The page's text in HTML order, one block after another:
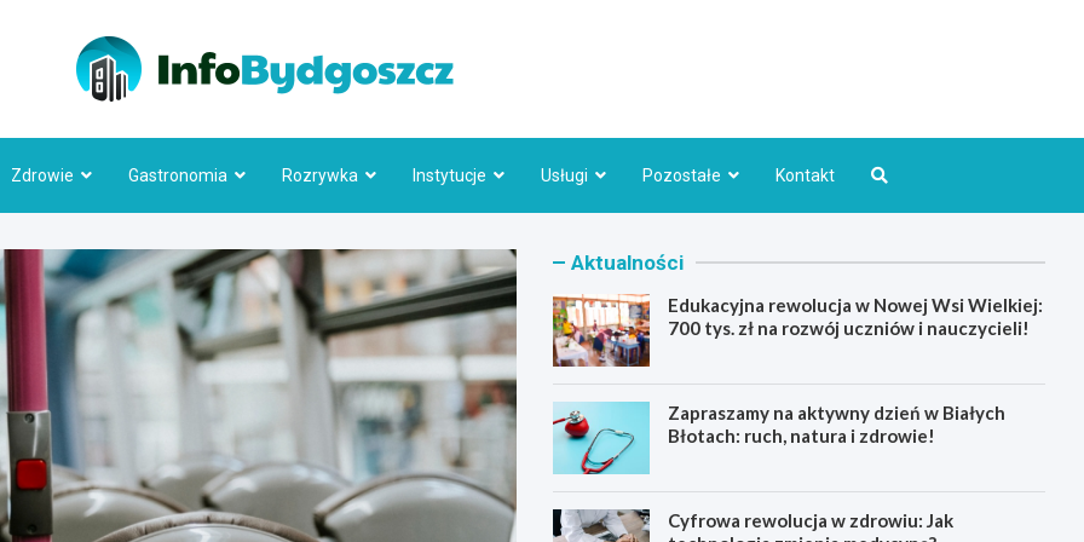
Zdrowie Gastronomia Rozrywka Instytucje Usługi Pozostałe Kontakt
Aktualności
Edukacyjna rewolucja w Nowej Wsi Wielkiej:
700 tys. zł na rozwój uczniów i nauczycieli!
Zapraszamy na aktywny dzień w Białych
Błotach: ruch, natura i zdrowie!
Cyfrowa rewolucja w zdrowiu: Jak